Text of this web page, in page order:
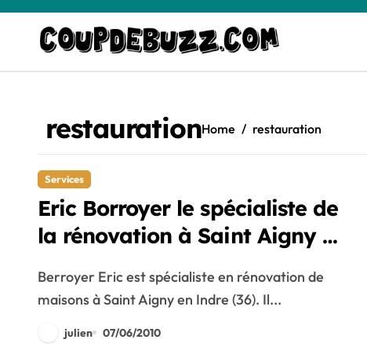
content
restaurationHome restauration
Services
Eric Borroyer le spécialiste de
la rénovation à Saint Aigny en
Berroyer Eric est spécialiste en rénovation de
maisons à Saint Aigny en Indre (36). Il...
julien 07/06/2010